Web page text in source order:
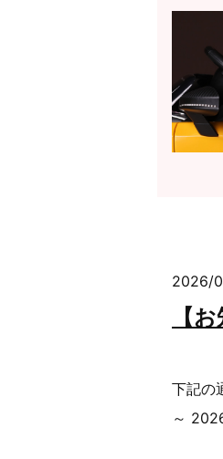
2026/
【
下記
～